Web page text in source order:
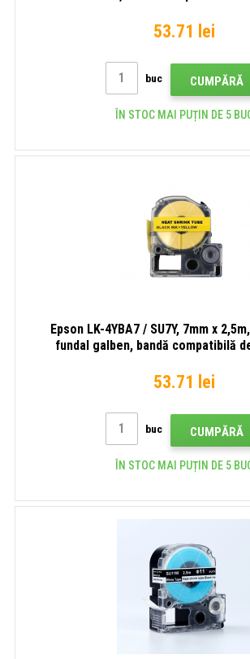
53.71 lei
buc CUMPĂRĂ
ÎN STOC MAI PUȚIN DE 5
Epson LK-4YBA7 / SU7Y, 7mm x
fundal galben, bandă compatibilă
53.71 lei
buc CUMPĂRĂ
ÎN STOC MAI PUȚIN DE 5